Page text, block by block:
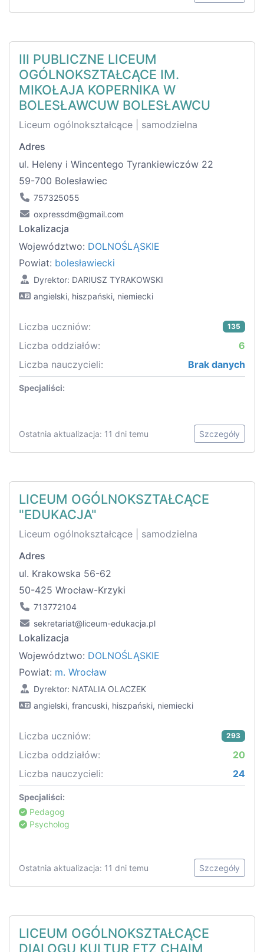
III PUBLICZNE LICEUM
OGÓLNOKSZTAŁCĄCE IM.
MIKOŁAJA KOPERNIKA W
BOLESŁAWCUW BOLESŁAWCU
Liceum ogólnokształcące | samodzielna
Adres
ul. Heleny i Wincentego Tyrankiewiczów 22
59-700 Bolesławiec
757325055
oxpressdm@gmail.com
Lokalizacja
Województwo: DOLNOŚLĄSKIE
Powiat: bolesławiecki
Dyrektor: DARIUSZ TYRAKOWSKI
angielski, hiszpański, niemiecki
Liczba uczniów: 135
Liczba oddziałów:
6
Liczba nauczycieli:
Brak danych
Specjaliści:
Ostatnia aktualizacja: 11 dni temu Szczegóły
LICEUM OGÓLNOKSZTAŁCĄCE
"EDUKACJA"
Liceum ogólnokształcące | samodzielna
Adres
ul. Krakowska 56-62
50-425 Wrocław-Krzyki
713772104
sekretariat@liceum-edukacja.pl
Lokalizacja
Województwo: DOLNOŚLĄSKIE
Powiat: m. Wrocław
Dyrektor: NATALIA OLACZEK
angielski, francuski, hiszpański, niemiecki
Liczba uczniów: 293
Liczba oddziałów:
20
Liczba nauczycieli:
24
Specjaliści:
Pedagog
Psycholog
Ostatnia aktualizacja: 11 dni temu Szczegóły
LICEUM OGÓLNOKSZTAŁCĄCE
DIALOGU KULTUR ETZ CHAIM